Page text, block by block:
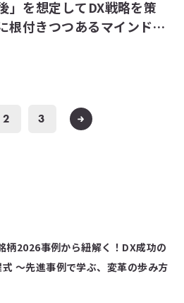
」を想定してDX戦略を策
付きつつあるマインドと
2 3
柄2026事例から紐解く！DX成功の
式 ～先進事例で学ぶ、変革の歩み方